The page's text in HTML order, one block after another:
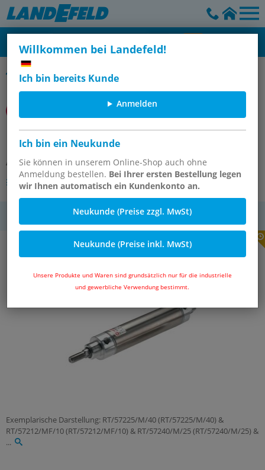
Willkommen bei Landefeld!
Ich bin bereits Kunde
Anmelden
Ich bin ein Neukunde
Sie können in unserem Online-Shop auch ohne
Anmeldung bestellen. Bei Ihrer ersten Bestellung legen
wir Ihnen automatisch ein Kundenkonto an.
Neukunde (Preise zzgl. MwSt)
Neukunde (Preise inkl. MwSt)
Unsere Produkte und Waren sind grundsätzlich nur für die industrielle
und gewerbliche Verwendung bestimmt.
Rundzylinder
RT/57225/MC/75 DW P-MZYL.
Artikelnummer: OT-IMI098187
Andere Varianten des Artikels
Exemplarische Darstellung: RT/57225/M/40 (RT/57225/M/40) &
RT/57212/MF/10 (RT/57212/MF/10) & RT/57240/M/25 (RT/57240/M/25) &
...